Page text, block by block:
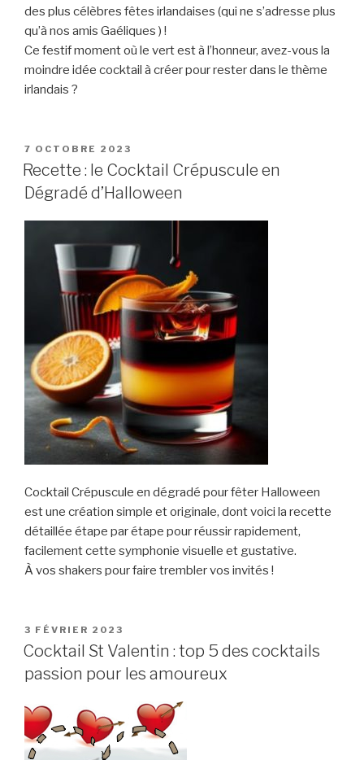
des plus célèbres fêtes irlandaises (qui ne s’adresse plus
qu’à nos amis Gaéliques ) !
Ce festif moment où le vert est à l’honneur, avez-vous la
moindre idée cocktail à créer pour rester dans le thème
irlandais ?
PUBLIÉ
LE
7 OCTOBRE 2023
Recette : le Cocktail Crépuscule en
Dégradé d’Halloween
Cocktail Crépuscule en dégradé pour fêter Halloween
est une création simple et originale, dont voici la recette
détaillée étape par étape pour réussir rapidement,
facilement cette symphonie visuelle et gustative.
À vos shakers pour faire trembler vos invités !
PUBLIÉ
LE
3 FÉVRIER 2023
Cocktail St Valentin : top 5 des cocktails
passion pour les amoureux